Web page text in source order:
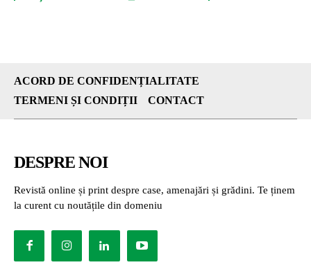
ACORD DE CONFIDENȚIALITATE
TERMENI ȘI CONDIȚII
CONTACT
DESPRE NOI
Revistă online și print despre case, amenajări și grădini. Te ținem
la curent cu noutățile din domeniu